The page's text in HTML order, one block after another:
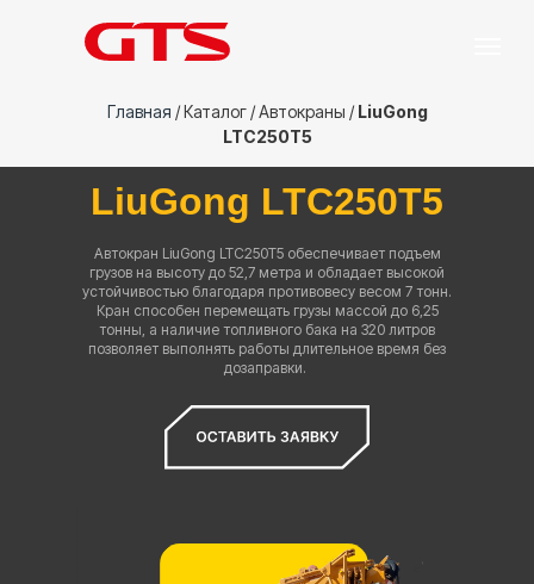
Главная /Каталог /Автокраны /LiuGong
LTC250T5
LiuGong LTC250T5
Автокран LiuGong LTC250T5 обеспечивает подъем
грузов на высоту до 52,7 метра и обладает высокой
устойчивостью благодаря противовесу весом 7 тонн.
Кран способен перемещать грузы массой до 6,25
тонны, а наличие топливного бака на 320 литров
позволяет выполнять работы длительное время без
дозаправки.